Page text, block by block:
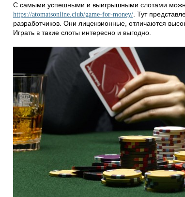
С самыми успешными и выигрышными слотами
https://atomatsonline.club/game-for-money/ . Тут
разработчиков. Они лицензионные, отличаются
Играть в такие слоты интересно и выгодно.